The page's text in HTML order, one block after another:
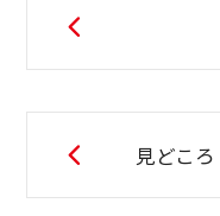
見どこ